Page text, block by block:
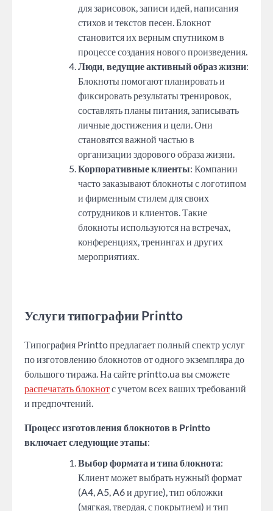
для зарисовок, записи идей, написания
стихов и текстов песен. Блокнот
становится их верным спутником в
процессе создания нового произведения.
Люди, ведущие активный образ жизни:
Блокноты помогают планировать и
фиксировать результаты тренировок,
составлять планы питания, записывать
личные достижения и цели. Они
становятся важной частью в
организации здорового образа жизни.
Корпоративные клиенты: Компании
часто заказывают блокноты с логотипом
и фирменным стилем для своих
сотрудников и клиентов. Такие
блокноты используются на встречах,
конференциях, тренингах и других
мероприятиях.
Услуги типографии Printto
Типография Printto предлагает полный спектр услуг
по изготовлению блокнотов от одного экземпляра до
большого тиража. На сайте printto.ua вы сможете
распечатать блокнотс учетом всех ваших требований
и предпочтений.
Процесс изготовления блокнотов в Printto
включает следующие этапы:
Выбор формата и типа блокнота:
Клиент может выбрать нужный формат
(A4, A5, A6 и другие), тип обложки
(мягкая, твердая, с покрытием) и тип